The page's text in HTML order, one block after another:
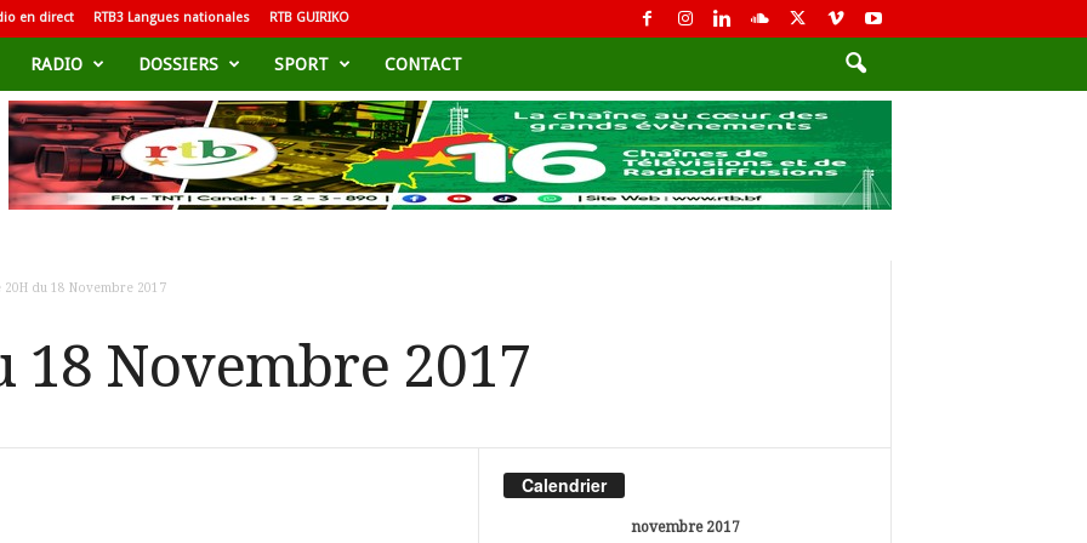
en direct RTB3 Langues nationales RTB GUIRIKO
RADIO DOSSIERS SPORT CONTACT
20H du 18 Novembre 2017
18 Novembre 2017
Calendrier
novembre 2017